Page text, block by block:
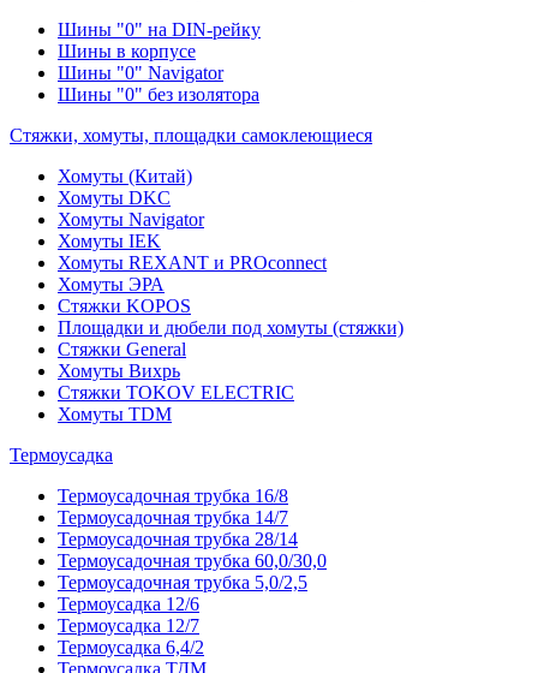
Шины "0" на DIN-рейку
Шины в корпусе
Шины "0" Navigator
Шины "0" без изолятора
Стяжки, хомуты, площадки самоклеющиеся
Хомуты (Китай)
Хомуты DKC
Хомуты Navigator
Хомуты IEK
Хомуты REXANT и PROconnect
Хомуты ЭРА
Стяжки KOPOS
Площадки и дюбели под хомуты (стяжки)
Стяжки General
Хомуты Вихрь
Стяжки TOKOV ELECTRIC
Хомуты TDM
Термоусадка
Термоусадочная трубка 16/8
Термоусадочная трубка 14/7
Термоусадочная трубка 28/14
Термоусадочная трубка 60,0/30,0
Термоусадочная трубка 5,0/2,5
Термоусадка 12/6
Термоусадка 12/7
Термоусадка 6,4/2
Термоусадка ТДМ